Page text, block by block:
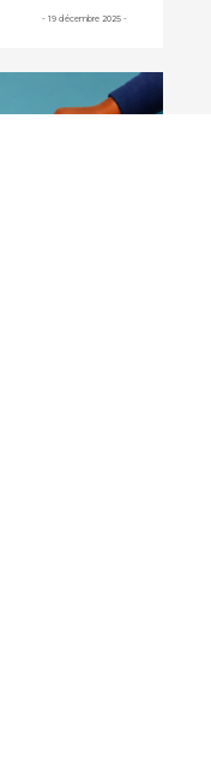
- 19 décembre 2025 -